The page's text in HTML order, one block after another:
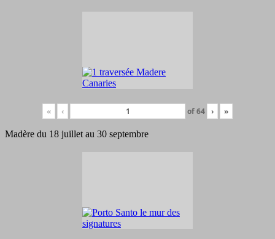
« ‹ of64 › »
Madère du 18 juillet au 30 septembre